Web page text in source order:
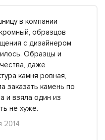
в компании
образцов
с дизайнером
Образцы и
даже
камня ровная,
заказать камень по
и взяла один из
не хуже.
2014